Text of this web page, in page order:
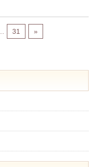
31 »